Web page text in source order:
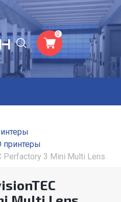
0
принтеры
Perfactory 3 Mini Multi Lens